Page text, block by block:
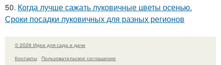
50. Когда лучше сажать луковичные цветы осенью.
Сроки посадки луковичных для разных регионов
© 2026 Идеи для сада и дачи
Контакты
Пользовательское соглашение